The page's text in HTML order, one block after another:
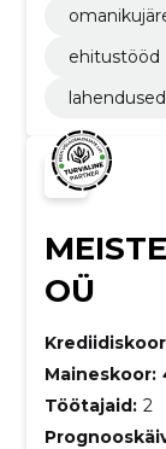
ehitustööd
lahendused
OÜ
Maineskoor:
Töötajaid: 2